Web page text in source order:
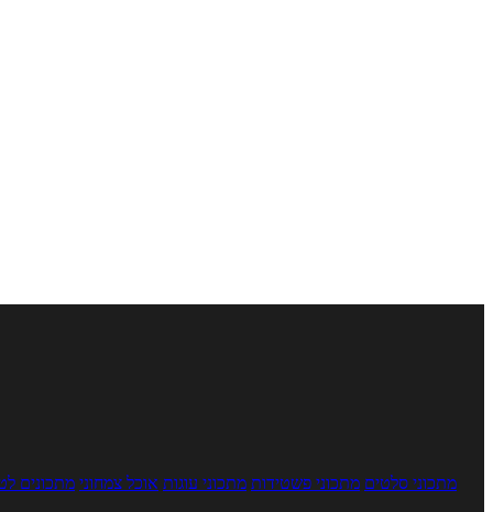
מתכוני סלטים מתכוני פשטידות מתכוני עוגות אוכל צמחוני מתכונים